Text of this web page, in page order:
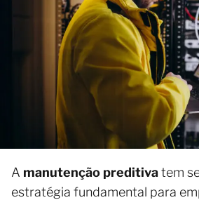
A manutenção preditivatem
estratégia fundamental para